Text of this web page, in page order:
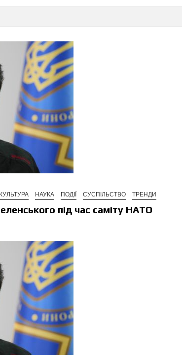
КУЛЬТУРА НАУКА ПОДІЇ СУСПІЛЬСТВО ТРЕНДИ
під час саміту НАТО